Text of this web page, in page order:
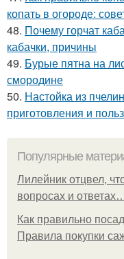
копать в огороде:
48. Почему горчат
кабачки, причины
49. Бурые пятна на
смородине
50. Настойка из
приготовления и
Популярные
Лилейник отцвел,
вопросах и
Как правильно
Правила покупки